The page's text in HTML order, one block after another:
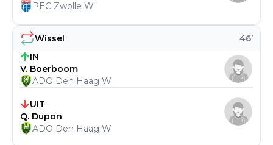
Wissel 46’
IN
V. Boerboom
ADO Den Haag W
UIT
Q. Dupon
ADO Den Haag W
PEC Zwolle W